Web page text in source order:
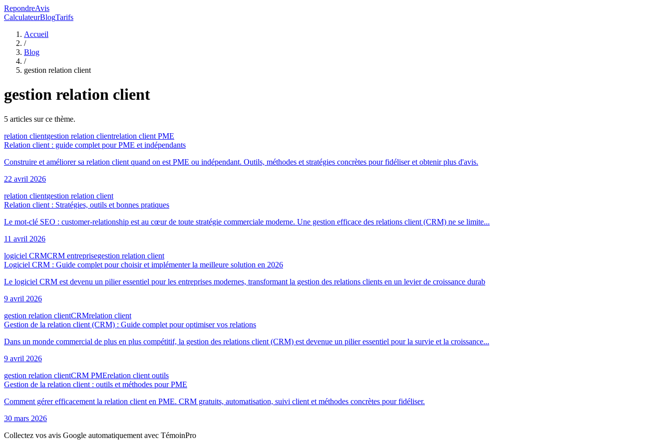
RepondreAvis
CalculateurBlogTarifs
Accueil
/
Blog
/
gestion relation client
gestion relation client
5 articles sur ce thème.
relation clientgestion relation clientrelation client PME
Relation client : guide complet pour PME et indépendants
Construire et améliorer sa relation client quand on est PME ou indépendant. Outils, méthodes et stratégies concrètes pour fidéliser et obtenir plus d'avis.
22 avril 2026
relation clientgestion relation client
Relation client : Stratégies, outils et bonnes pratiques
Le mot-clé SEO : customer-relationship est au cœur de toute stratégie commerciale moderne. Une gestion efficace des relations client (CRM) ne se limite...
11 avril 2026
logiciel CRMCRM entreprisegestion relation client
Logiciel CRM : Guide complet pour choisir et implémenter la meilleure solution en 2026
Le logiciel CRM est devenu un pilier essentiel pour les entreprises modernes, transformant la gestion des relations clients en un levier de croissance durab
9 avril 2026
gestion relation clientCRMrelation client
Gestion de la relation client (CRM) : Guide complet pour optimiser vos relations
Dans un monde commercial de plus en plus compétitif, la gestion des relations client (CRM) est devenue un pilier essentiel pour la survie et la croissance...
9 avril 2026
gestion relation clientCRM PMErelation client outils
Gestion de la relation client : outils et méthodes pour PME
Comment gérer efficacement la relation client en PME. CRM gratuits, automatisation, suivi client et méthodes concrètes pour fidéliser.
30 mars 2026
Collectez vos avis Google automatiquement avec TémoinPro